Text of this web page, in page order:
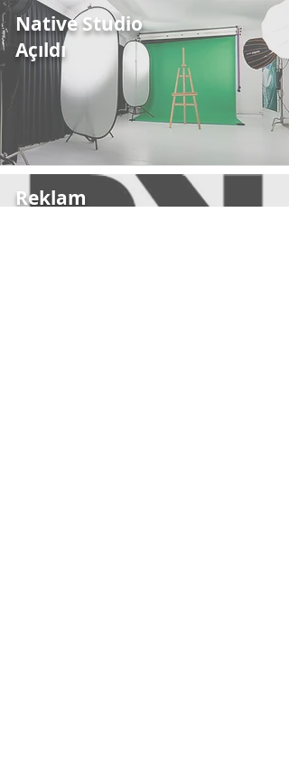
Native Studio
Açıldı
Reklam